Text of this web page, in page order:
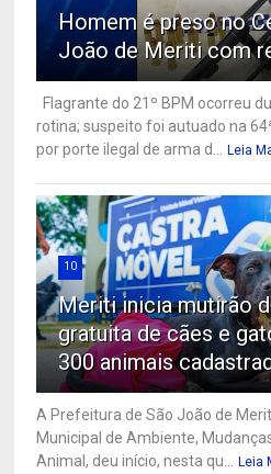
Homem é preso no
João de Meriti com
Flagrante do 21º BPM ocorreu
rotina; suspeito foi autuado na
por porte ilegal de arma d... Leia
10
Meriti inicia mutirão
gratuita de cães e
300 animais
A Prefeitura de São João de
Municipal de Ambiente,
Animal, deu início, nesta qu... Leia